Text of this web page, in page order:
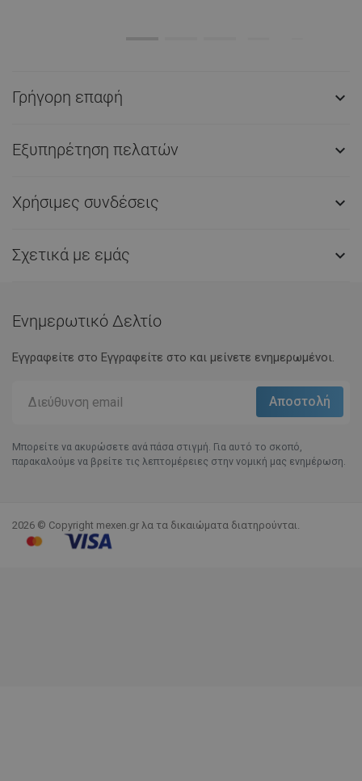
Γρήγορη επαφή 
Εξυπηρέτηση πελατών 
Χρήσιμες συνδέσεις 
Σχετικά με εμάς 
Ενημερωτικό Δελτίο
Εγγραφείτε στο Eγγραφείτε στο και μείνετε ενημερωμένοι.
Μπορείτε να ακυρώσετε ανά πάσα στιγμή. Για αυτό το σκοπό,
παρακαλούμε να βρείτε τις λεπτομέρειες στην νομική μας ενημέρωση.
2026 © Copyright mexen.gr λα τα δικαιώματα διατηρούνται.